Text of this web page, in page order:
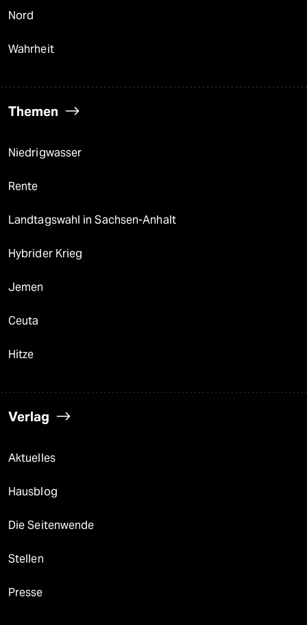
Nord
Wahrheit
Themen
Niedrigwasser
Rente
Landtagswahl in Sachsen-Anhalt
Hybrider Krieg
Jemen
Ceuta
Hitze
Verlag
Aktuelles
Hausblog
Die Seitenwende
Stellen
Presse